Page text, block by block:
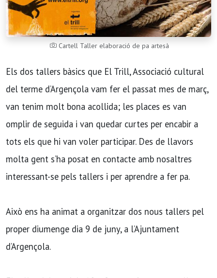
Cartell Taller elaboració de pa artesà
Els dos tallers bàsics que El Trill, Associació cultural
del terme d’Argençola vam fer el passat mes de març,
van tenim molt bona acollida; les places es van
omplir de seguida i van quedar curtes per encabir a
tots els que hi van voler participar. Des de llavors
molta gent s’ha posat en contacte amb nosaltres
interessant-se pels tallers i per aprendre a fer pa.
Això ens ha animat a organitzar dos nous tallers pel
proper diumenge dia 9 de juny, a l’Ajuntament
d’Argençola.